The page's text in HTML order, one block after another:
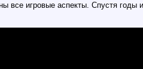
все игровые аспекты. Спустя годы